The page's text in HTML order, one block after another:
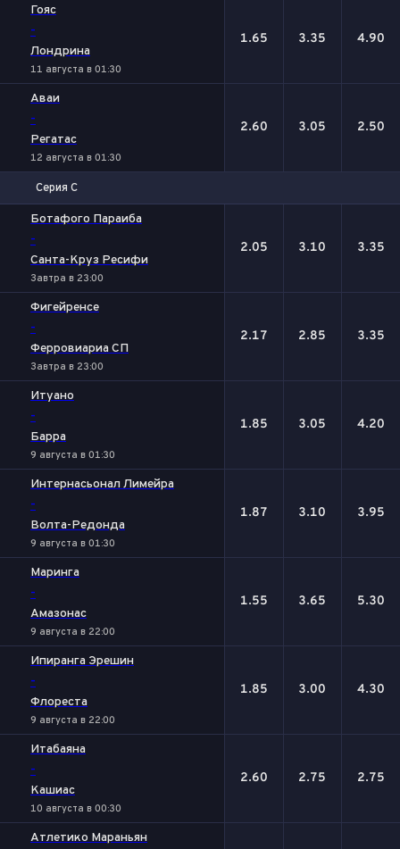
Гояс
-
Лондрина
11 августа в 01:30
1.65 3.35 4.90
Аваи
-
Регатас
12 августа в 01:30
2.60 3.05 2.50
Серия С
Ботафого Параиба
-
Санта-Круз Ресифи
Завтра в 23:00
2.05 3.10 3.35
Фигейренсе
-
Ферровиариа СП
Завтра в 23:00
2.17 2.85 3.35
Итуано
-
Барра
9 августа в 01:30
1.85 3.05 4.20
Интернасьонал Лимейра
-
Волта-Редонда
9 августа в 01:30
1.87 3.10 3.95
Маринга
-
Амазонас
9 августа в 22:00
1.55 3.65 5.30
Ипиранга Эрешин
-
Флореста
9 августа в 22:00
1.85 3.00 4.30
Итабаяна
-
Кашиас
10 августа в 00:30
2.60 2.75 2.75
Атлетико Мараньян